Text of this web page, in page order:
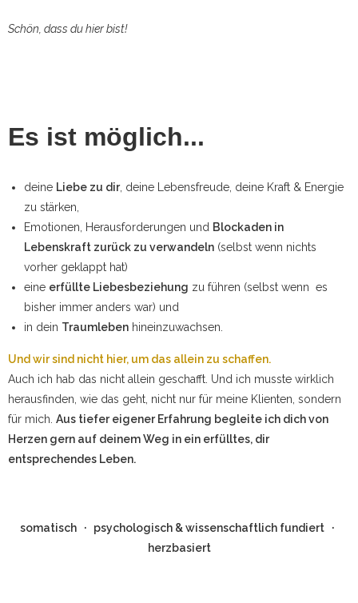
Schön, dass du hier bist!
Es ist möglich...
deine Liebe zu dir, deine Lebensfreude, deine Kraft & Energie
zu stärken,
Emotionen, Herausforderungen und Blockaden in
Lebenskraft zurück zu verwandeln (selbst wenn nichts
vorher geklappt hat)
eine erfüllte Liebesbeziehung zu führen (selbst wenn es
bisher immer anders war) und
in dein Traumleben hineinzuwachsen.
Und wir sind nicht hier, um das allein zu schaffen.
Auch ich hab das nicht allein geschafft. Und ich musste wirklich
herausfinden, wie das geht, nicht nur für meine Klienten, sondern
für mich. Aus tiefer eigener Erfahrung begleite ich dich von
Herzen gern auf deinem Weg in ein erfülltes, dir
entsprechendes Leben.
somatisch · psychologisch & wissenschaftlich fundiert
·
herzbasiert